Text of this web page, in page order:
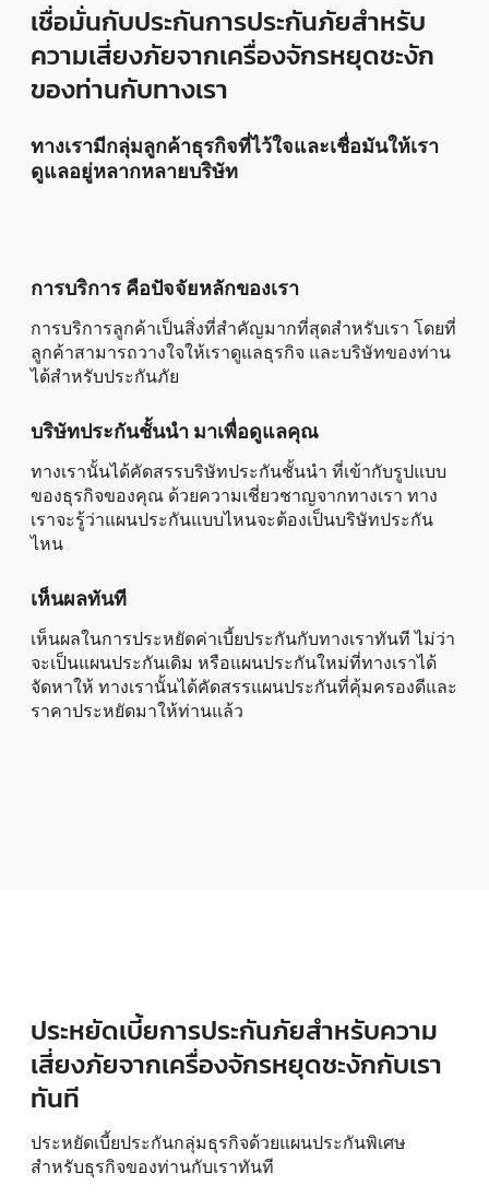
เชื่อมั่นกับประกันการประกันภัยสำหรับ
ความเสี่ยงภัยจากเครื่องจักรหยุดชะงัก
ของท่านกับทางเรา
ทางเรามีกลุ่มลูกค้าธุรกิจที่ไว้ใจและเชื่อมันให้เรา
ดูแลอยู่หลากหลายบริษัท
การบริการ คือปัจจัยหลักของเรา
การบริการลูกค้าเป็นสิ่งที่สำคัญมากที่สุดสำหรับเรา โดยที่
ลูกค้าสามารถวางใจให้เราดูแลธุรกิจ และบริษัทของท่าน
ได้สำหรับประกันภัย
บริษัทประกันชั้นนำ มาเพื่อดูแลคุณ
ทางเรานั้นได้คัดสรรบริษัทประกันชั้นนำ ที่เข้ากับรูปแบบ
ของธุรกิจของคุณ ด้วยความเชี่ยวชาญจากทางเรา ทาง
เราจะรู้ว่าแผนประกันแบบไหนจะต้องเป็นบริษัทประกัน
ไหน
เห็นผลทันที
เห็นผลในการประหยัดค่าเบี้ยประกันกับทางเราทันที ไม่ว่า
จะเป็นแผนประกันเดิม หรือแผนประกันใหม่ที่ทางเราได้
จัดหาให้ ทางเรานั้นได้คัดสรรแผนประกันที่คุ้มครองดีและ
ราคาประหยัดมาให้ท่านแล้ว
ประหยัดเบี้ยการประกันภัยสำหรับความ
เสี่ยงภัยจากเครื่องจักรหยุดชะงักกับเรา
ทันที
ประหยัดเบี้ยประกันกลุ่มธุรกิจด้วยแผนประกันพิเศษ
สำหรับธุรกิจของท่านกับเราทันที